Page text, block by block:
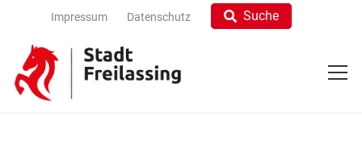
Impressum Datenschutz Suche